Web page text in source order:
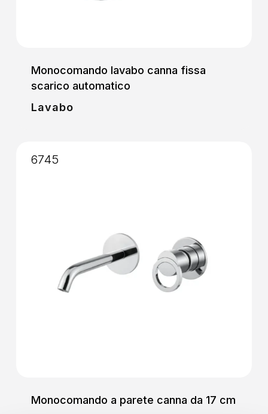
Monocomando lavabo canna fissa
scarico automatico
Lavabo
Monocomando a parete canna da 17 cm
6745